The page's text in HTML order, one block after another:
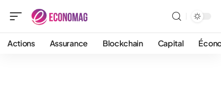
Actions Assurance Blockchain Capital